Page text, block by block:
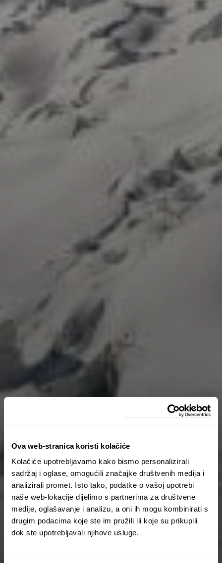
Ova web-stranica koristi kolačiće
Kolačiće upotrebljavamo kako bismo personalizirali
sadržaj i oglase, omogućili značajke društvenih medija i
analizirali promet. Isto tako, podatke o vašoj upotrebi
naše web-lokacije dijelimo s partnerima za društvene
medije, oglašavanje i analizu, a oni ih mogu kombinirati s
drugim podacima koje ste im pružili ili koje su prikupili
dok ste upotrebljavali njihove usluge.